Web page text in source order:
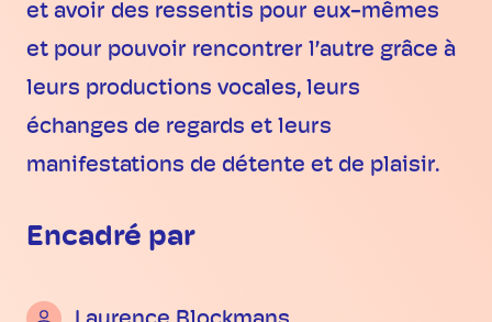
et avoir des ressentis pour eux-mêmes
et pour pouvoir rencontrer l’autre grâce à
leurs productions vocales, leurs
échanges de regards et leurs
manifestations de détente et de plaisir.
Encadré par